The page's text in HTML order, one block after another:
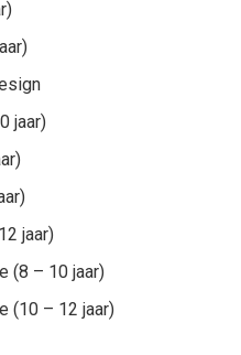
jaar)
jaar)
(8 – 10 jaar)
(10 – 12 jaar)